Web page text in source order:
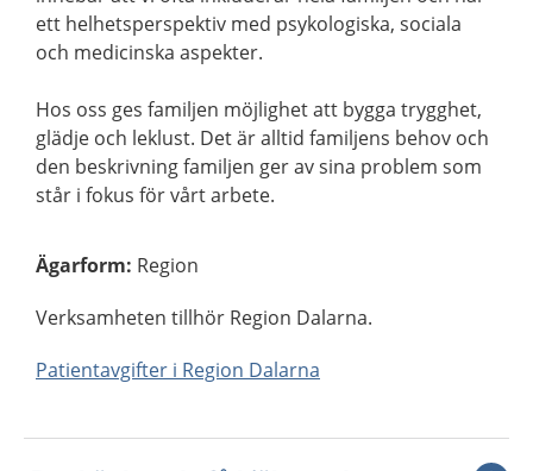
ett helhetsperspektiv med psykologiska, sociala
och medicinska aspekter.
Hos oss ges familjen möjlighet att bygga trygghet,
glädje och leklust. Det är alltid familjens behov och
den beskrivning familjen ger av sina problem som
står i fokus för vårt arbete.
Ägarform: Region
Verksamheten tillhör Region Dalarna.
Patientavgifter i Region Dalarna